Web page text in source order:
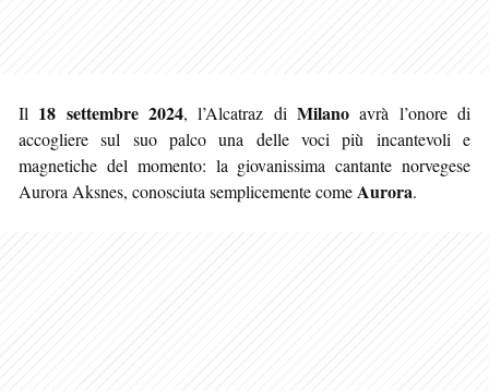
Il 18 settembre 2024, l’Alcatraz diMilano avrà l’onore di
accogliere sul suo palco una delle voci più incantevoli e
magnetiche del momento: la giovanissima cantante norvegese
Aurora Aksnes, conosciuta semplicemente comeAurora.